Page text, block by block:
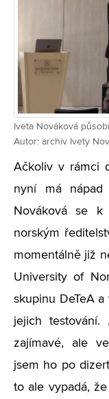
Iveta Nováková
Autor: archiv Ivety
Ačkoliv v rámci
nyní má
Nováková se
norským
momentálně již
University of
skupinu DeTeA
jejich testování.
zajímavé, ale
jsem ho po
to ale vypadá,